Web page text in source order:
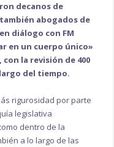
decanos de
abogados de
diálogo con FM
en un cuerpo único»
la revisión de 400
del tiempo.
rigurosidad por parte
legislativa
dentro de la
a lo largo de las